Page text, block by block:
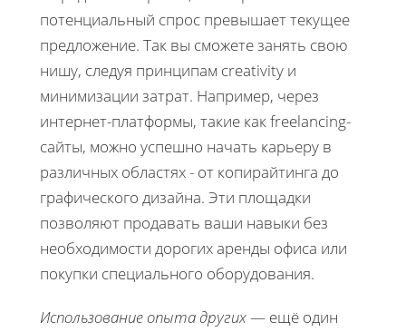
потенциальный спрос превышает текущее
предложение. Так вы сможете занять свою
нишу, следуя принципам creativity и
минимизации затрат. Например, через
интернет-платформы, такие как freelancing-
сайты, можно успешно начать карьеру в
различных областях - от копирайтинга до
графического дизайна. Эти площадки
позволяют продавать ваши навыки без
необходимости дорогих аренды офиса или
покупки специального оборудования.
Использование опыта других— ещё один